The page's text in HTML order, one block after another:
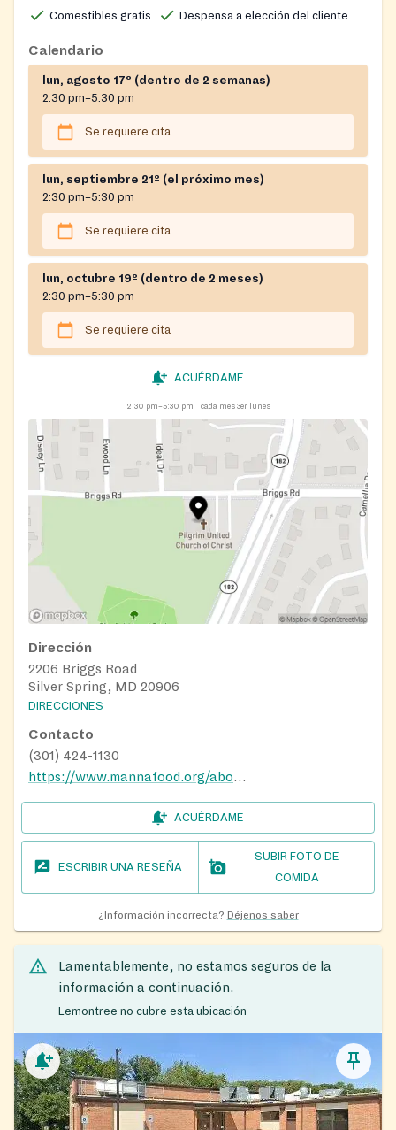
Friday, 9:00 AM - 4:00 PM. To ensure your food order
is ready, please call by 12:00 PM the day before your
desired pick-up date.
What to Bring for Pick-Up:
you must bring a photo ID with your current
Montgomery County address, or another document
verifying your county residency.
Rescheduling Pick-Up:
food on the scheduled day, please call Manna to
reschedule.
Comestibles gratis Despensa a elección del cliente
Calendario
lun, agosto 17º (dentro de 2 semanas)
2:30 pm–5:30 pm
Se requiere cita
lun, septiembre 21º (el próximo mes)
2:30 pm–5:30 pm
Se requiere cita
lun, octubre 19º (dentro de 2 meses)
2:30 pm–5:30 pm
Se requiere cita
ACUÉRDAME
2:30 pm–5:30 pm cada mes 3er lunes
Dirección
2206 Briggs Road
Silver Spring, MD 20906
DIRECCIONES
Contacto
(301) 424-1130
https://www.mannafood.org/about/contact-manna/manna-food-distribution-sites/
ACUÉRDAME
ESCRIBIR UNA RESEÑA
SUBIR FOTO DE
COMIDA
¿Información incorrecta? Déjenos saber
Lamentablemente, no estamos seguros de la
información a continuación.
Lemontree no cubre esta ubicación